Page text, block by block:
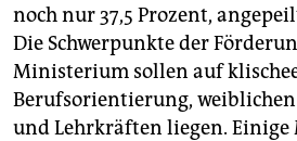
noch nur 37,5 Prozent,
Die Schwerpunkte der
Ministerium sollen auf
Berufsorientierung,
und Lehrkräften liegen.